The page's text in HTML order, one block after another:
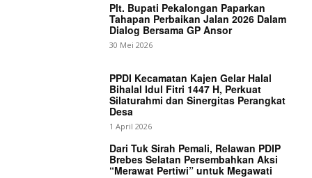
Plt. Bupati Pekalongan Paparkan
Tahapan Perbaikan Jalan 2026 Dalam
Dialog Bersama GP Ansor
30 Mei 2026
PPDI Kecamatan Kajen Gelar Halal
Bihalal Idul Fitri 1447 H, Perkuat
Silaturahmi dan Sinergitas Perangkat
Desa
1 April 2026
Dari Tuk Sirah Pemali, Relawan PDIP
Brebes Selatan Persembahkan Aksi
“Merawat Pertiwi” untuk Megawati